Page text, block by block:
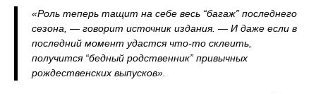
«Роль теперь тащит на себе весь “багаж” последнего
сезона, — говорит источник издания. — И даже если в
последний момент удастся что-то склеить,
получится “бедный родственник” привычных
рождественских выпусков».